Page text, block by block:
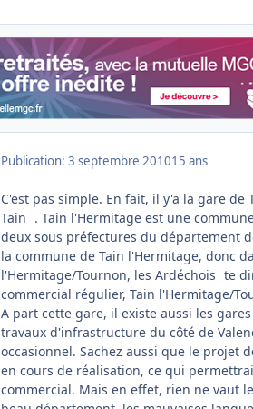
Publication: 3 septembre 201015 ans
C'est pas simple. En fait, il y'a la gare
Tain . Tain l'Hermitage est une
deux sous préfectures du département
la commune de Tain l'Hermitage, donc
l'Hermitage/Tournon, les Ardéchois te
commercial régulier, Tain l'Hermitage/
A part cette gare, il existe aussi les
travaux d'infrastructure du côté de
occasionnel. Sachez aussi que le projet
en cours de réalisation, ce qui
commercial. Mais en effet, rien ne vaut